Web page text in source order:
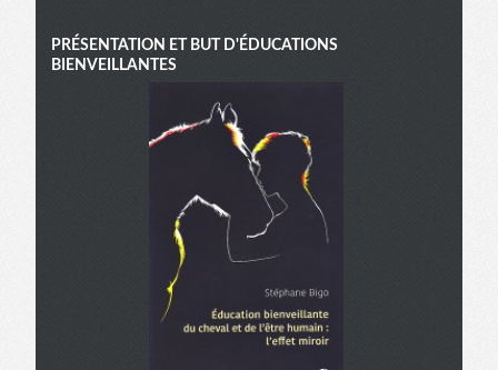
PRÉSENTATION ET BUT D'ÉDUCATIONS
BIENVEILLANTES